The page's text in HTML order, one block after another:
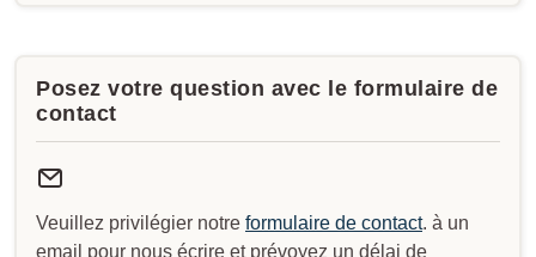
Posez votre question avec le formulaire de
contact
Veuillez privilégier notre formulaire de contact. à un
email pour nous écrire et prévoyez un délai de